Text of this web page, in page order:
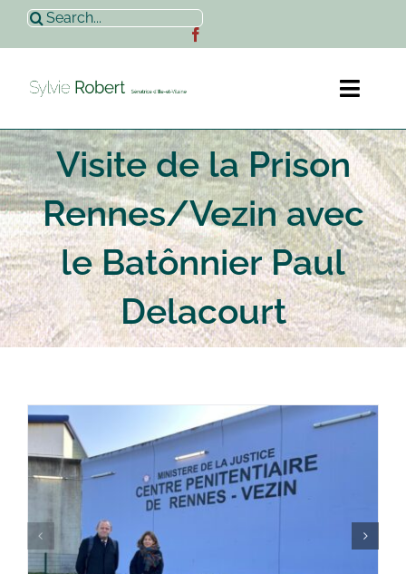
Passer
contenu
Rechercher:
Accueil
Sylvie Robert
Actualités
Contact
Visite de la Prison
Rennes/Vezin avec
le Batônnier Paul
Delacourt